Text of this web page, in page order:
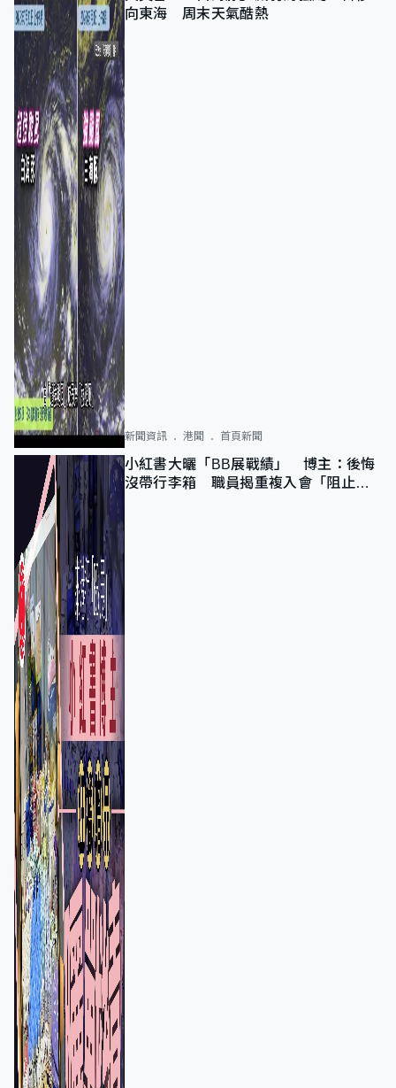
向東海 周末天氣酷熱
新聞資訊 港聞 首頁新聞
小紅書大曬「BB展戰績」 博主：後悔
沒帶行李箱 職員揭重複入會「阻止唔